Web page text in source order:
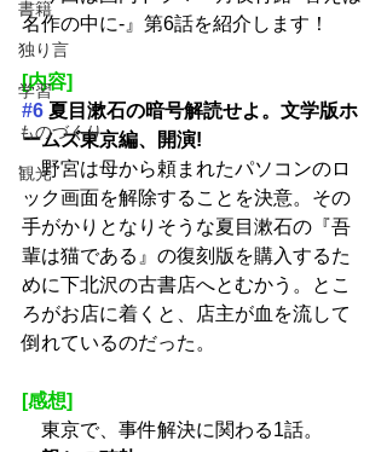
書籍
独り言
学習
ものづくり
観光
名作の中に-』第6話を紹介します！
[内容]
#6 夏目漱石の暗号解読せよ。文学版ホ
ームズ東京編、開演!
野宮は母から頼まれたパソコンのロ
ック画面を解除することを決意。その
手がかりとなりそうな夏目漱石の『吾
輩は猫である』の復刻版を購入するた
めに下北沢の古書店へとむかう。とこ
ろがお店に着くと、店主が血を流して
倒れているのだった。
[感想]
東京で、事件解決に関わる1話。